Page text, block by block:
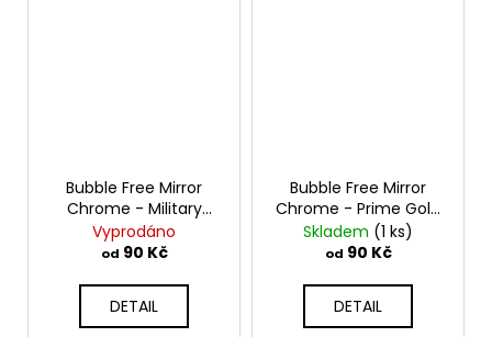
Bubble Free Mirror
Chrome - Military
BrownSamolepící
vinylová folie
Vyprodáno
od 90 Kč
DETAIL
Bubble Free Mirror
Chrome - Prime Gold
Samolepící vinylová
folie TeckWrap
Skladem (1 ks)
od 90 Kč
DETAIL